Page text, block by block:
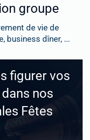
groupe
de vie de
business dîner, ...
figurer vos
nos
Fêtes